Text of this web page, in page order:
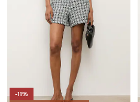
-11%